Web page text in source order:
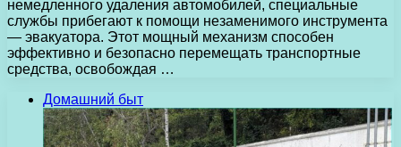
немедленного удаления автомобилей, специальные
службы прибегают к помощи незаменимого инструмента
— эвакуатора. Этот мощный механизм способен
эффективно и безопасно перемещать транспортные
средства, освобождая …
Домашний быт